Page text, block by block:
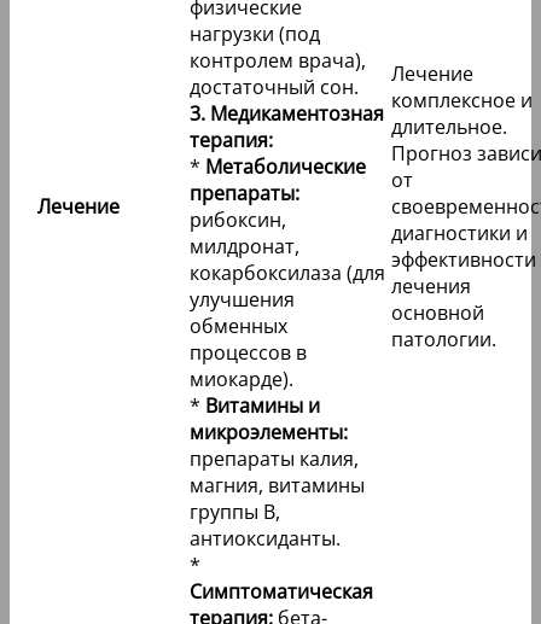
Лечение
физические
нагрузки (под
контролем врача),
достаточный сон.
3. Медикаментозная
терапия:
* Метаболические
препараты:
рибоксин,
милдронат,
кокарбоксилаза (для
улучшения
обменных
процессов в
миокарде).
* Витамины и
микроэлементы:
препараты калия,
магния, витамины
группы В,
антиоксиданты.
*
Симптоматическая
терапия: бета-
Лечение
комплексное и
длительное.
Прогноз
от
диагностики и
эффективности
лечения
основной
патологии.